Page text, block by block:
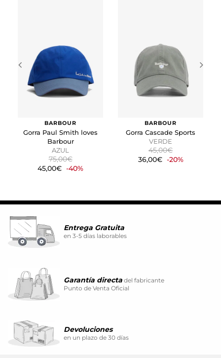
BARBOUR
Gorra Paul Smith loves
Barbour
AZUL
75,00€
45,00€ -40%
BARBOUR
Gorra Cascade Sports
VERDE
45,00€
36,00€ -20%
Entrega Gratuita
en 3-5 días laborables
Garantía directa del fabricante
Punto de Venta Oficial
Devoluciones
en un plazo de 30 días
GUARDAR CONFIGURACIÓN